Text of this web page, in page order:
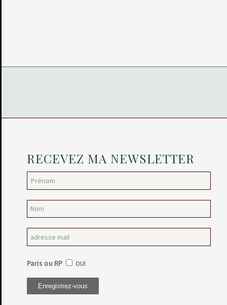
RECEVEZ MA NEWSLETTER
Paris ou RP OUI